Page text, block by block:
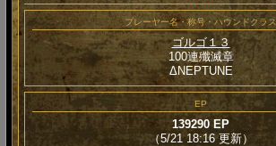
プレーヤー名・称号・ハウンドクラス
ゴルゴ１３
100連殲滅章
ΔNEPTUNE
EP
139290 EP
（5/21 18:16 更新）